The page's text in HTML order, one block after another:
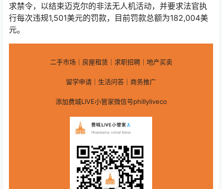
求禁令，以结束迈克尔的非法无人机活动，并要求法官执
行每次违规1,501美元的罚款，目前罚款总额为182,004美
元。
二手市场｜房屋租赁｜求职招聘｜地产买卖
留学申请｜生活问答｜商务推广
添加费城LIVE小管家微信号phillyliveco